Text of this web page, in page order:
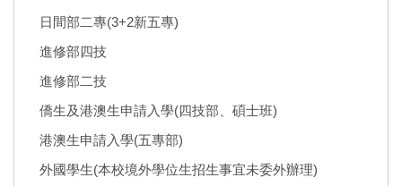
日間部二專(3+2新五專)
進修部四技
進修部二技
僑生及港澳生申請入學(四技部、碩士班)
港澳生申請入學(五專部)
外國學生(本校境外學位生招生事宜未委外辦理)